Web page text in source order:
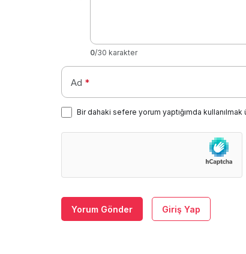
0/30 karakter
Ad *
Bir dahaki sefere yorum yaptığımda
Yorum Gönder Giriş Yap